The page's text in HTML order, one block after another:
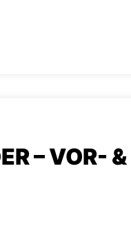
– VOR- &